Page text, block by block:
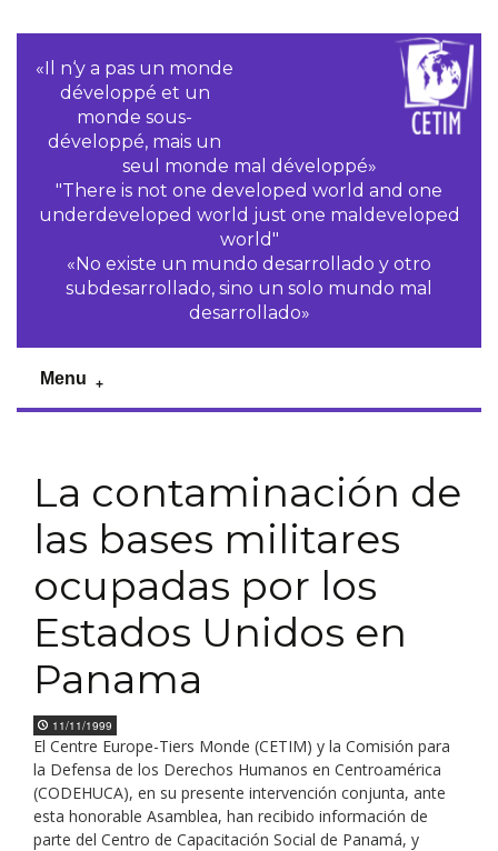
«Il n‘y a pas un monde
développé et un
monde sous-
développé, mais un
seul monde mal développé»
"There is not one developed world and one
underdeveloped world just one maldeveloped
world"
«No existe un mundo desarrollado y otro
subdesarrollado, sino un solo mundo mal
desarrollado»
Menu
La contaminación de
las bases militares
ocupadas por los
Estados Unidos en
Panama
11/11/1999
El Centre Europe-Tiers Monde (CETIM) y la Comisión para
la Defensa de los Derechos Humanos en Centroamérica
(CODEHUCA), en su presente intervención conjunta, ante
esta honorable Asamblea, han recibido información de
parte del Centro de Capacitación Social de Panamá, y